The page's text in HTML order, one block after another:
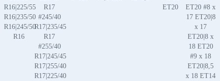
R16|225/55
R16|235/50
R16|245/50
R16
R17
#245/40
R17|235/45
R17
#255/40
R17|245/45
R17|255/40
R17|225/40
ET20
ET20 #8 x
17 ET20|8
x 17
ET20|8 x
18 ET20
#9 x 18
ET20|8,5
x 18 ET14